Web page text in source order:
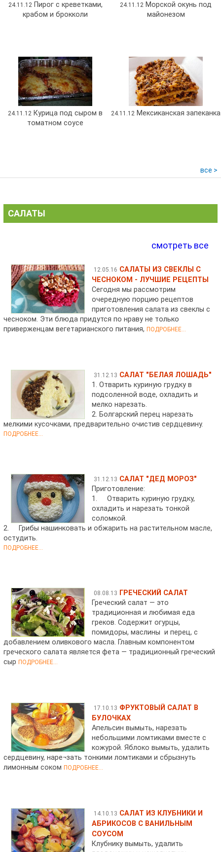
24.11.12Пирог с креветками,
крабом и брокколи
24.11.12 Морской окунь под
майонезом
24.11.12 Курица под сыром в
томатном соусе
24.11.12 Мексиканская запеканка
все >
САЛАТЫ
смотреть все
12.05.16 САЛАТЫ ИЗ СВЕКЛЫ С
ЧЕСНОКОМ - ЛУЧШИЕ РЕЦЕПТЫ
Сегодня мы рассмотрим
очередную порцию рецептов
приготовления салата из свеклы с
чесноком. Эти блюда придутся по нраву не только
приверженцам вегетарианского питания,ПОДРОБНЕЕ...
31.12.13 САЛАТ "БЕЛАЯ ЛОШАДЬ"
1. Отварить куриную грудку в
подсоленной воде, охладить и
мелко нарезать.
2. Болгарский перец нарезать
мелкими кусочками, предварительно очистив сердцевину.
ПОДРОБНЕЕ...
31.12.13 САЛАТ "ДЕД МОРОЗ"
Приготовление:
1. Отварить куриную грудку,
охладить и нарезать тонкой
соломкой.
2. Грибы нашинковать и обжарить на растительном масле,
остудить.
ПОДРОБНЕЕ...
08.08.13 ГРЕЧЕСКИЙ САЛАТ
Греческий салат — это
традиционная и любимая еда
греков. Содержит огурцы,
помидоры, маслины и перец, с
добавлением оливкового масла. Главным компонентом
греческого салата является фета — традиционный греческий
сырПОДРОБНЕЕ...
17.10.13 ФРУКТОВЫЙ САЛАТ В
БУЛОЧКАХ
Апельсин вымыть, нарезать
небольшими ломтиками вместе с
кожурой. Яблоко вымыть, удалить
сердцевину, наре¬зать тонкими ломтиками и сбрызнуть
лимонным сокомПОДРОБНЕЕ...
14.10.13 САЛАТ ИЗ КЛУБНИКИ И
АБРИКОСОВ С ВАНИЛЬНЫМ
СОУСОМ
Клубнику вымыть, удалить